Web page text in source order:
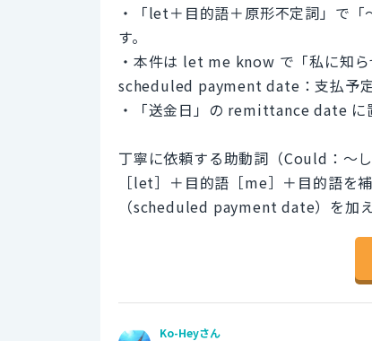
・「let＋目的語＋原形不定詞」で
す。
・本件は let me know で「私に知ら
scheduled payment date：支払予定
・「送金日」の remittance date に
丁寧に依頼する助動詞（Could：～
［let］＋目的語［me］＋目的語を
（scheduled payment date）を加え
Ko-Heyさん